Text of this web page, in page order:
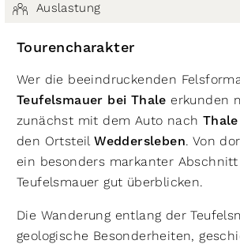
Auslastung
Tourencharakter
Wer die beeindruckenden
Teufelsmauer bei Thale erkunden
zunächst mit dem Auto nach Thale
den OrtsteilWeddersleben. Von
ein besonders markanter
Teufelsmauer gut überblicken.
Die Wanderung entlang der
geologische Besonderheiten,